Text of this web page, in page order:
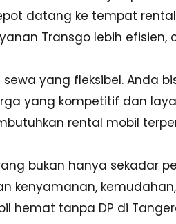
datang ke tempat
Transgo lebih
yang fleksibel. Anda
yang kompetitif dan
rental mobil
bukan hanya sekadar
kenyamanan,
hemat tanpa DP di